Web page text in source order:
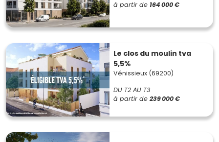
Le centre-ville
Ce quartier bénéficie de nombreux services et
commerces de proximité. Il attire les jeunes actifs et les
familles grâce à ses projets immobiliers modernes.
Prix moyen :entre 3 500 et 5 000 €/m².
Les Minguettes
En pleine mutation, ce secteur combine dynamisme
économique et cadre de vie plaisant avec ses nombreux
à partir de 164 000 €
Le clos du moulin tva
5,5%
Vénissieux (69200)
DU T2 AU T3
à partir de 239 000 €